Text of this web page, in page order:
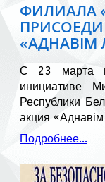
ФИЛИАЛА
«АДНАВIМ
С 23 марта
инициативе
Республики
акция
Подробнее...